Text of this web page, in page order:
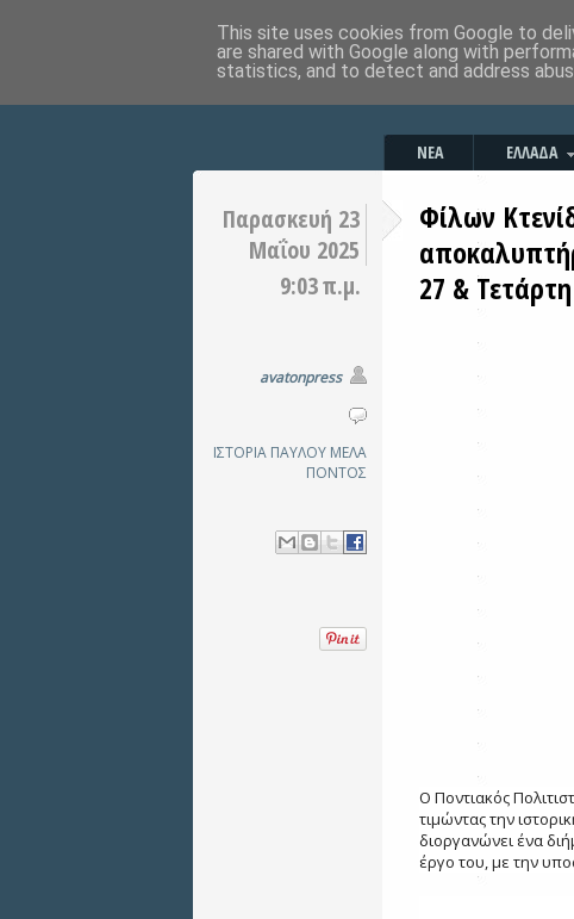
ΝΕΑ ΕΛΛΑΔΑ
Παρασκευή 23
Μαΐου 2025
9:03 π.μ.
avatonpress
ΙΣΤΟΡΙΑ ΠΑΥΛΟΥ ΜΕΛΑ
ΠΟΝΤΟΣ
Φίλων
27 &
Ο Ποντιακός
τιμώντας την
διοργανώνει ένα
έργο του, με την
This site uses cookies from Google to
are shared with Google along with
statistics, and to detect and address